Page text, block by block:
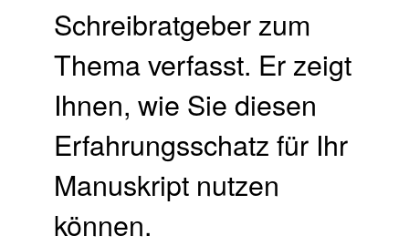
Schreibratgeber zum
Thema verfasst. Er zeigt
Ihnen, wie Sie diesen
Erfahrungsschatz für Ihr
Manuskript nutzen
können.